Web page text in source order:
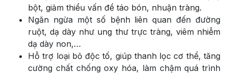
bột, giảm thiểu vấn đề táo bón, nhuận tràng.
Ngăn ngừa một số bệnh liên quan đến đường
ruột, dạ dày như ung thư trực tràng, viêm nhiễm
dạ dày non,…
Hỗ trợ loại bỏ độc tố, giúp thanh lọc cơ thể, tăng
cường chất chống oxy hóa, làm chậm quá trình